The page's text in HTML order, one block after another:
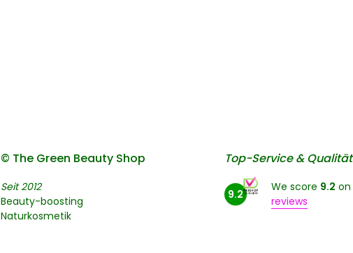
© The Green Beauty Shop
Seit 2012
Beauty-boosting
Naturkosmetik
Top-Service & Qualität
9.2
We score 9.2 on
reviews